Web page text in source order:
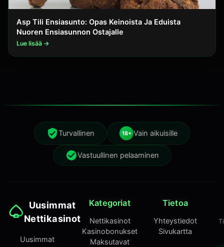
Asp Tili Ensiasunto: Opas Keinoista Ja Eduista
Nuoren Ensiasunnon Ostajalle
Lue lisää →
Turvallinen 18+ Vain aikuisille
Vastuullinen pelaaminen
Uusimmat
Nettikasinot
Uusimmat
Kategoriat
Nettikasinot
Kasinobonukset
Maksutavat
Tietoa
Yhteystiedot
Sivukartta